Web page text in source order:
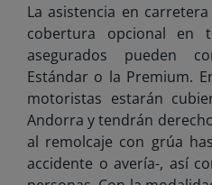
La asistencia en
cobertura opcional en
asegurados pueden
Estándar o la Premium.
motoristas estarán
Andorra y tendrán
al remolcaje con grúa
accidente o avería-, así